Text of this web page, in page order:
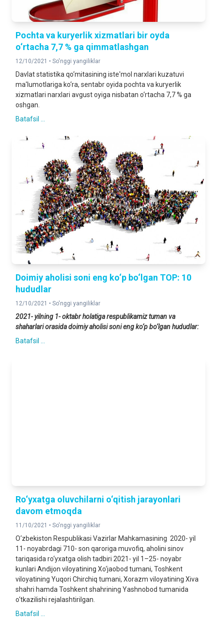
Pochta va kuryerlik xizmatlari bir oyda
o‘rtacha 7,7 % ga qimmatlashgan
12/10/2021 • So'nggi yangiliklar
Davlat statistika qo‘mitasining iste'mol narxlari kuzatuvi
ma'lumotlariga ko‘ra, sentabr oyida pochta va kuryerlik
xizmatlari narxlari avgust oyiga nisbatan o‘rtacha 7,7 % ga
oshgan.
Batafsil ...
Doimiy aholisi soni eng ko‘p bo‘lgan TOP: 10
hududlar
12/10/2021 • So'nggi yangiliklar
2021- yilning 1- oktabr holatiga respublikamiz tuman va
shaharlari orasida doimiy aholisi soni eng ko‘p bo‘lgan hududlar:
Batafsil ...
Ro‘yxatga oluvchilarni o‘qitish jarayonlari
davom etmoqda
11/10/2021 • So'nggi yangiliklar
O‘zbekiston Respublikasi Vazirlar Mahkamasining 2020- yil
11- noyabrdagi 710- son qaroriga muvofiq, aholini sinov
tariqasida ro‘yxatga olish tadbiri 2021- yil 1–25- noyabr
kunlari Andijon viloyatining Xo‘jaobod tumani, Toshkent
viloyatining Yuqori Chirchiq tumani, Xorazm viloyatining Xiva
shahri hamda Toshkent shahrining Yashnobod tumanida
o‘tkazilishi rejalashtirilgan.
Batafsil ...